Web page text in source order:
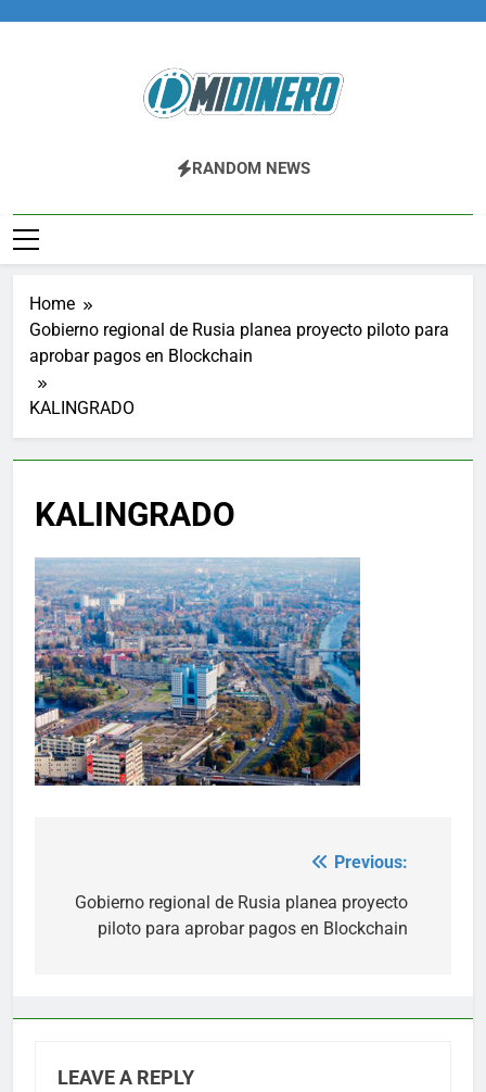
Midinero.co
Fintech, Criptomonedas
RANDOM NEWS
Home
Gobierno regional de Rusia planea proyecto piloto para
aprobar pagos en Blockchain
KALINGRADO
KALINGRADO
navigation
Previous:
Gobierno regional de Rusia planea proyecto
piloto para aprobar pagos en Blockchain
LEAVE A REPLY